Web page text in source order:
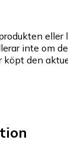
eller
inte om
den